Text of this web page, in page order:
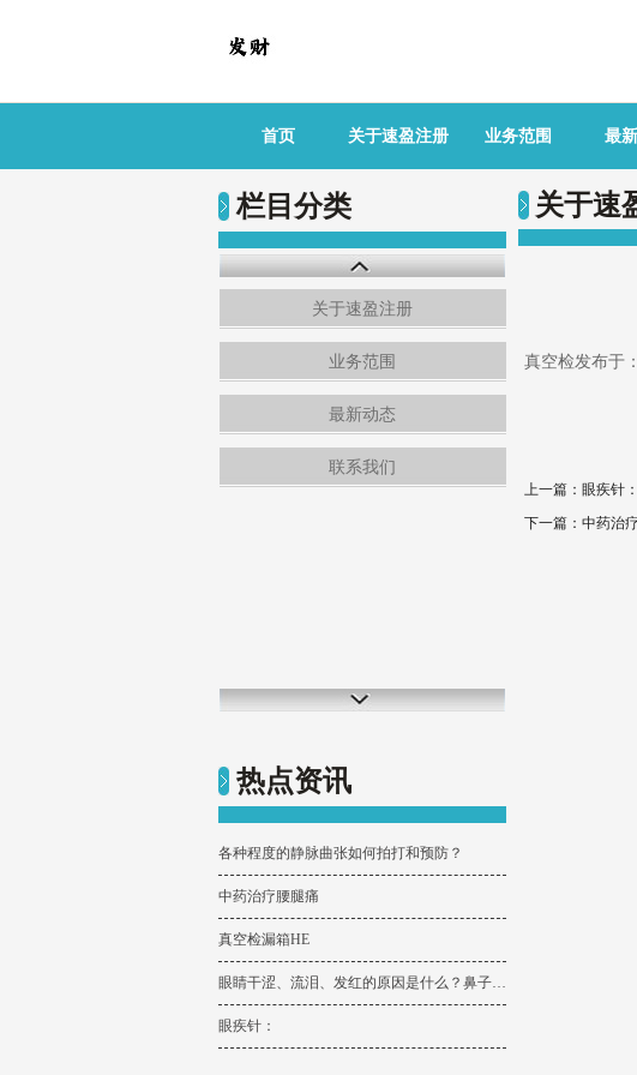
首页 关于速盈注册 业务范围 最
栏目分类
关于速盈注册
业务范围
最新动态
联系我们
热点资讯
各种程度的静脉曲张如何拍打和预防？
中药治疗腰腿痛
真空检漏箱HE
眼睛干涩、流泪、发红的原因是什么？鼻子发红、出血、嗅觉不灵又是什么原因？中医能告诉你，这些问题都是咋
眼疾针：
关于速
真空检发布于
上一篇： 眼疾针：
下一篇： 中药治